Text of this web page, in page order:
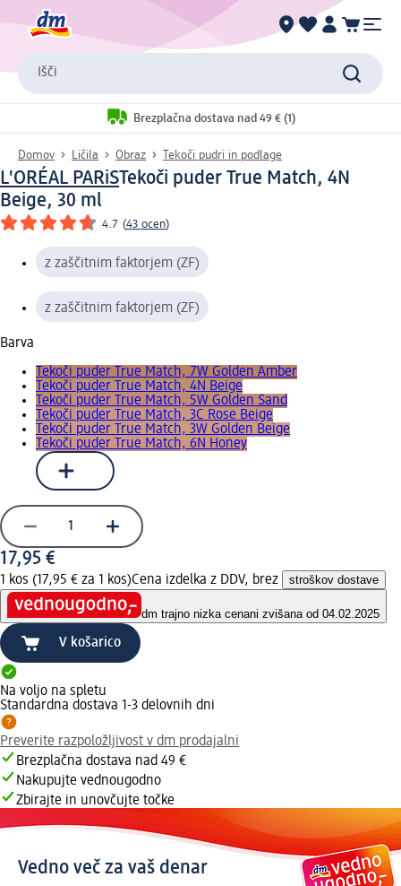
Išči
Brezplačna dostava nad 49 € (1)
Domov Ličila Obraz Tekoči pudri in podlage
L'ORÉAL PARiSTekoči puder True Match, 4N
Beige, 30 ml
4.7 (43 ocen)
z zaščitnim faktorjem (ZF)
z zaščitnim faktorjem (ZF)
Barva
Tekoči puder True Match, 7W Golden Amber
Tekoči puder True Match, 4N Beige
Tekoči puder True Match, 5W Golden Sand
Tekoči puder True Match, 3C Rose Beige
Tekoči puder True Match, 3W Golden Beige
Tekoči puder True Match, 6N Honey
17,95 €
1 kos (17,95 € za 1 kos)Cena izdelka z DDV, brez stroškov dostave
dm trajno nizka cenani zvišana od 04.02.2025
V košarico
Na voljo na spletu
Standardna dostava 1-3 delovnih dni
Preverite razpoložljivost v dm prodajalni
Brezplačna dostava nad 49 €
Nakupujte vednougodno
Zbirajte in unovčujte točke
Vedno več za vaš denar